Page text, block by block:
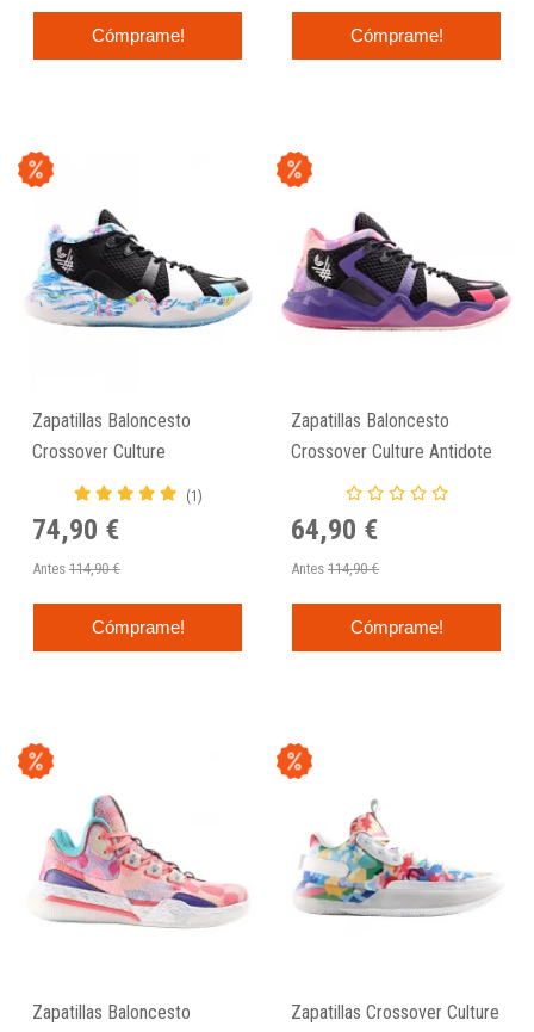
Cómprame! Cómprame!
Zapatillas Baloncesto
Crossover Culture
ANTIDOTE "Crombie Park"
(1)
74,90 €
Antes 114,90 €
Cómprame!
Zapatillas Baloncesto
Crossover Culture Antidote
"Pigalle Duperré Court"
64,90 €
Antes 114,90 €
Cómprame!
Zapatillas Baloncesto Zapatillas Crossover Culture